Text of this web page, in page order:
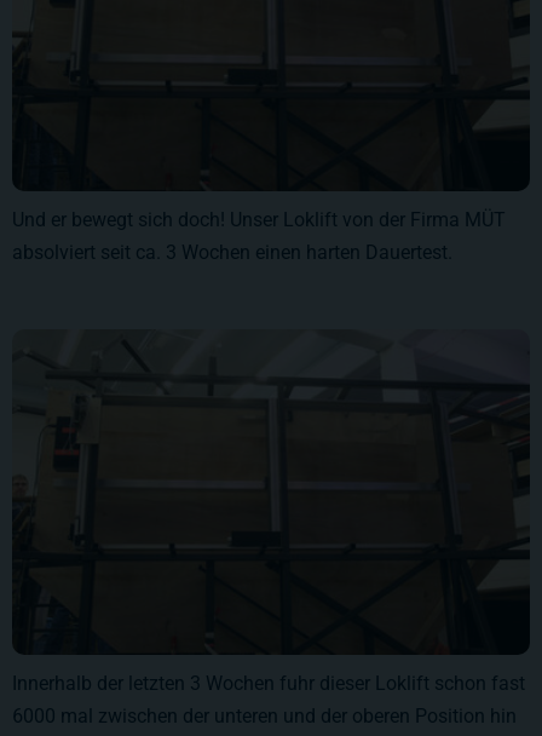
Und er bewegt sich doch! Unser Loklift von der Firma MÜT
absolviert seit ca. 3 Wochen einen harten Dauertest.
Innerhalb der letzten 3 Wochen fuhr dieser Loklift schon fast
6000 mal zwischen der unteren und der oberen Position hin